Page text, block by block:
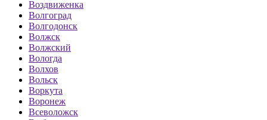
Воздвиженка
Волгоград
Волгодонск
Волжск
Волжский
Вологда
Волхов
Вольск
Воркута
Воронеж
Всеволожск